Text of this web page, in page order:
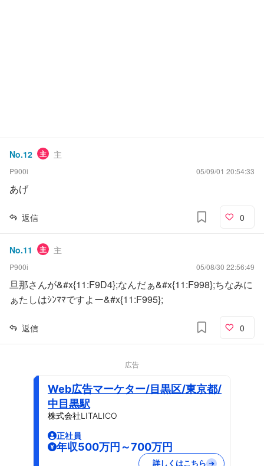
No.12 主 主
P900i 05/09/01 20:54:33
あげ
返信 0
No.11 主 主
P900i 05/08/30 22:56:49
旦那さんが&#x{11:F9D4};なんだぁ&#x{11:F998};ちなみに
ぁたしはｼﾝﾏﾏですよー&#x{11:F995};
返信 0
広告
Web広告マーケター/目黒区/東京都/
中目黒駅
株式会社LITALICO
正社員
年収500万円～700万円
詳しくはこちら